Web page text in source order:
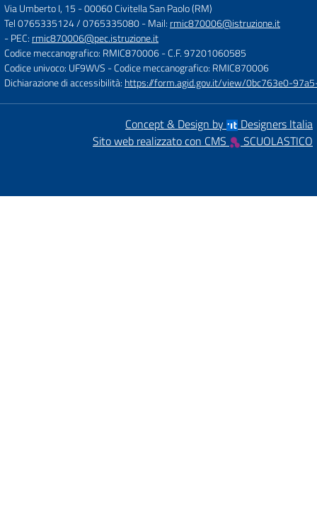
Via Umberto I, 15 -00060 Civitella San Paolo (RM)
Tel 0765335124 / 0765335080- Mail: rmic870006@istruzione.it
- PEC: rmic870006@pec.istruzione.it
Codice meccanografico: RMIC870006- C.F. 97201060585
Codice univoco: UF9WVS - Codice meccanografico: RMIC870006
Dichiarazione di accessibilità: https://form.agid.gov.it/view/0bc763e0-
Concept & Design by
Designers Italia
Sito web realizzato con CMS
SCUOLASTICO